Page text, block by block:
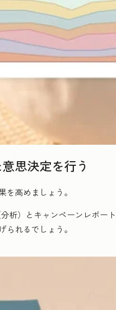
思決定を行う
高めましょう。
析）とキャンペーンレポー
れるでしょう。